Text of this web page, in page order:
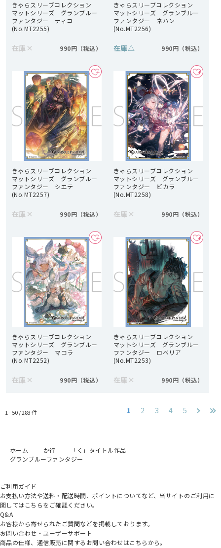
きゃらスリーブコレクション
マットシリーズ グランブルー
ファンタジー ティコ
(No.MT2255)
在庫 × 990円
きゃらスリーブコレクション
マットシリーズ グランブルー
ファンタジー ネハン
(No.MT2256)
在庫△ 990円
きゃらスリーブコレクション
マットシリーズ グランブルー
ファンタジー シエテ
(No.MT2257)
在庫 × 990円
きゃらスリーブコレクション
マットシリーズ グランブルー
ファンタジー ビカラ
(No.MT2258)
在庫 × 990円
きゃらスリーブコレクション
マットシリーズ グランブルー
ファンタジー マコラ
(No.MT2252)
在庫 × 990円
きゃらスリーブコレクション
マットシリーズ グランブルー
ファンタジー ロベリア
(No.MT2253)
在庫 × 990円
1 - 50 /283件 1 2 3 4 5
ホーム か行
「く」タイトル作品
グランブルーファンタジー
ご利用ガイド
お支払い方法や送料・配送時間、ポイントについてなど、当サイトのご利用に
関してはこちらをご確認ください。
Q&A
お客様から寄せられたご質問などを掲載しております。
お問い合わせ・ユーザーサポート
商品の仕様、通信販売に関するお問い合わせはこちらから。